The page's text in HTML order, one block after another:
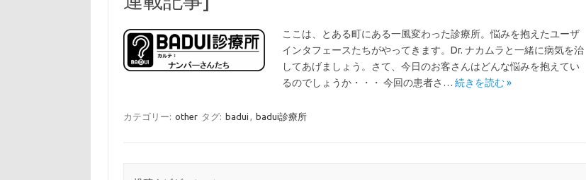
ここは、とある町にある一風変わった診療所。悩みを抱えたユーザ
インタフェースたちがやってきます。Dr. ナカムラと一緒に病気を治
してあげましょう。さて、今日のお客さんはどんな悩みを抱えてい
るのでしょうか・・・ 今回の患者さ… 続きを読む »
カテゴリー: other タグ: badui badui診療所